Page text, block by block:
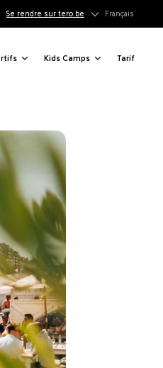
Se rendre sur tero.be Français
Kids Camps Tarif